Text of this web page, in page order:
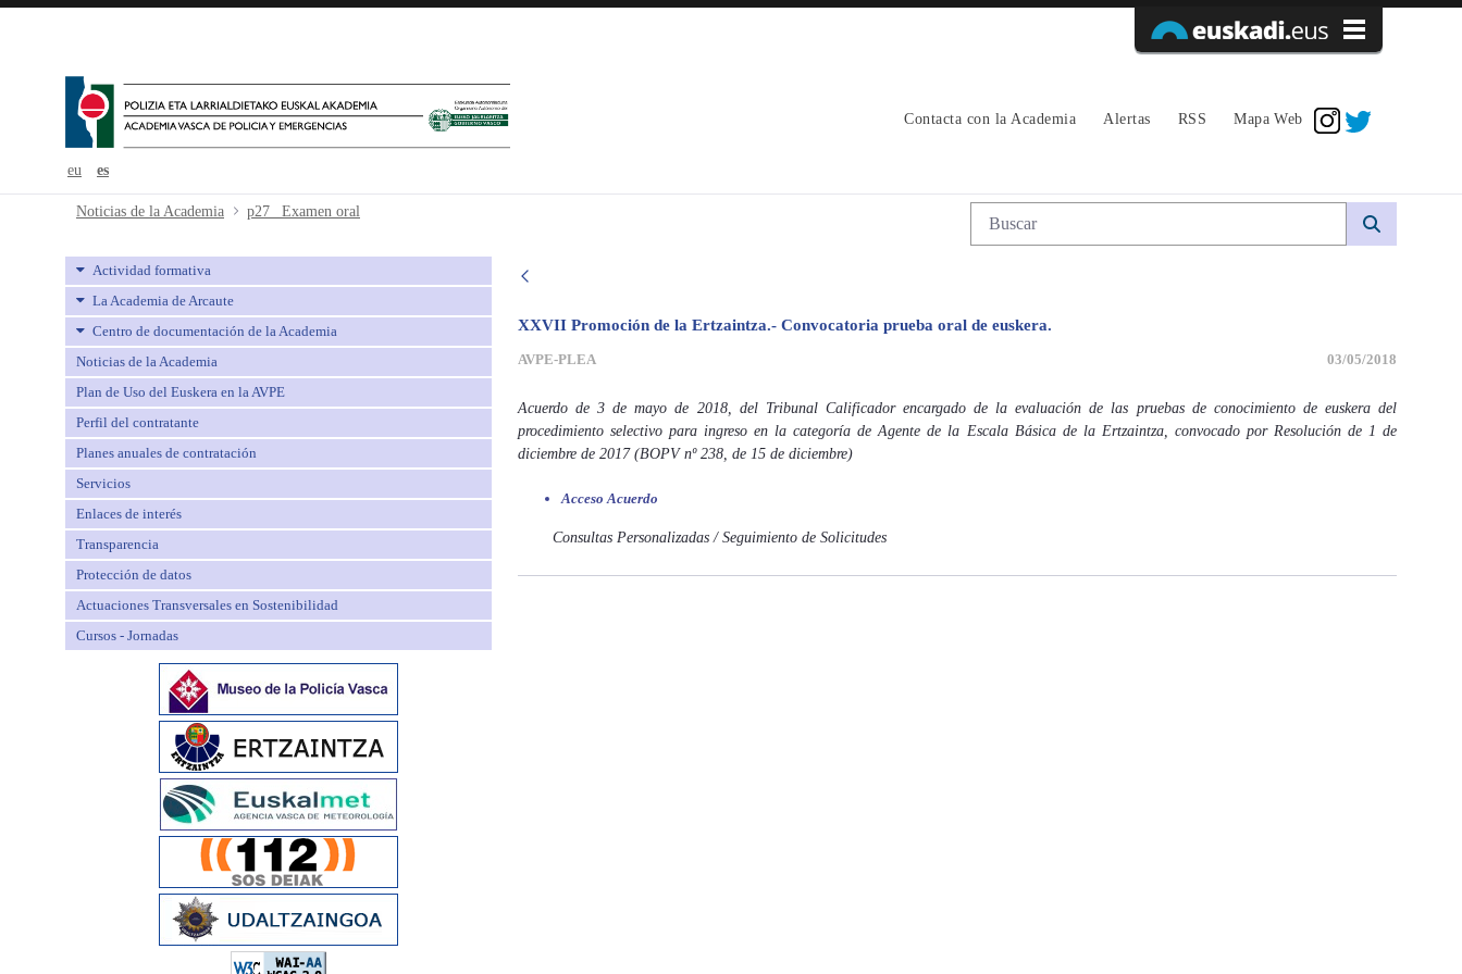
eu es
Contacta con la Academia Alertas RSS Mapa Web
p27_ Examen oral - avpe
Noticias de la Academia p27_ Examen oral Búsqueda web
Actividad formativa
La Academia de Arcaute
Centro de documentación de la Academia
Noticias de la Academia
Plan de Uso del Euskera en la AVPE
Perfil del contratante
Planes anuales de contratación
Servicios
Enlaces de interés
Transparencia
Protección de datos
Actuaciones Transversales en Sostenibilidad
Cursos - Jornadas
XXVII Promoción de la Ertzaintza.- Convocatoria prueba oral de euskera.
AVPE-PLEA 03/05/2018
Acuerdo de 3 de mayo de 2018, del Tribunal Calificador encargado de la evaluación de las pruebas de conocimiento de euskera del
procedimiento selectivo para ingreso en la categoría de Agente de la Escala Básica de la Ertzaintza, convocado por Resolución de 1 de
diciembre de 2017 (BOPV nº 238, de 15 de diciembre)
Acceso Acuerdo
Consultas Personalizadas / Seguimiento de Solicitudes